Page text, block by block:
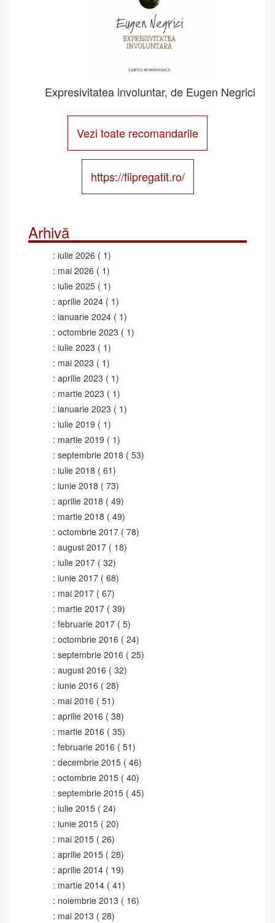
Expresivitatea involuntar, de Eugen Negrici
Vezi toate recomandarile
https://fiipregatit.ro/
Arhivă
iulie 2026 ( 1)
mai 2026 ( 1)
iulie 2025 ( 1)
aprilie 2024 ( 1)
ianuarie 2024 ( 1)
octombrie 2023 ( 1)
iulie 2023 ( 1)
mai 2023 ( 1)
aprilie 2023 ( 1)
martie 2023 ( 1)
ianuarie 2023 ( 1)
iulie 2019 ( 1)
martie 2019 ( 1)
septembrie 2018 ( 53)
iulie 2018 ( 61)
iunie 2018 ( 73)
aprilie 2018 ( 49)
martie 2018 ( 49)
octombrie 2017 ( 78)
august 2017 ( 18)
iulie 2017 ( 32)
iunie 2017 ( 68)
mai 2017 ( 67)
martie 2017 ( 39)
februarie 2017 ( 5)
octombrie 2016 ( 24)
septembrie 2016 ( 25)
august 2016 ( 32)
iunie 2016 ( 28)
mai 2016 ( 51)
aprilie 2016 ( 38)
martie 2016 ( 35)
februarie 2016 ( 51)
decembrie 2015 ( 46)
octombrie 2015 ( 40)
septembrie 2015 ( 45)
iulie 2015 ( 24)
iunie 2015 ( 20)
mai 2015 ( 26)
aprilie 2015 ( 28)
aprilie 2014 ( 19)
martie 2014 ( 41)
noiembrie 2013 ( 16)
mai 2013 ( 28)